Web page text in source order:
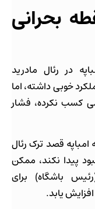
بحرانی
در رئال مادرید
خوبی داشته، اما
کسب نکرده، فشار
قصد ترک رئال
پیدا نکند، ممکن
باشگاه) برای
یابد.